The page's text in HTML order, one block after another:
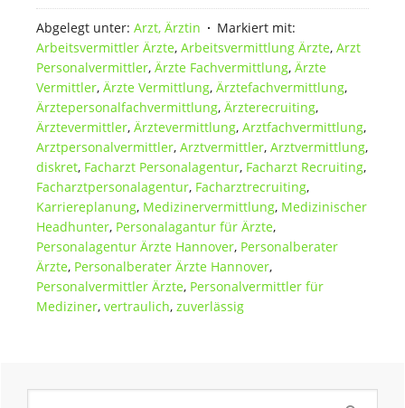
Abgelegt unter: Arzt, Ärztin
Markiert mit:
Arbeitsvermittler Ärzte, Arbeitsvermittlung Ärzte, Arzt
Personalvermittler, Ärzte Fachvermittlung, Ärzte
Vermittler, Ärzte Vermittlung, Ärztefachvermittlung,
Ärztepersonalfachvermittlung, Ärzterecruiting,
Ärztevermittler, Ärztevermittlung, Arztfachvermittlung,
Arztpersonalvermittler, Arztvermittler, Arztvermittlung,
diskret, Facharzt Personalagentur, Facharzt Recruiting,
Facharztpersonalagentur, Facharztrecruiting,
Karriereplanung, Medizinervermittlung, Medizinischer
Headhunter, Personalagantur für Ärzte,
Personalagentur Ärzte Hannover, Personalberater
Ärzte, Personalberater Ärzte Hannover,
Personalvermittler Ärzte, Personalvermittler für
Mediziner, vertraulich, zuverlässig
Seitenspalte